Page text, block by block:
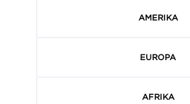
AMERIKA
EUROPA
AFRIKA